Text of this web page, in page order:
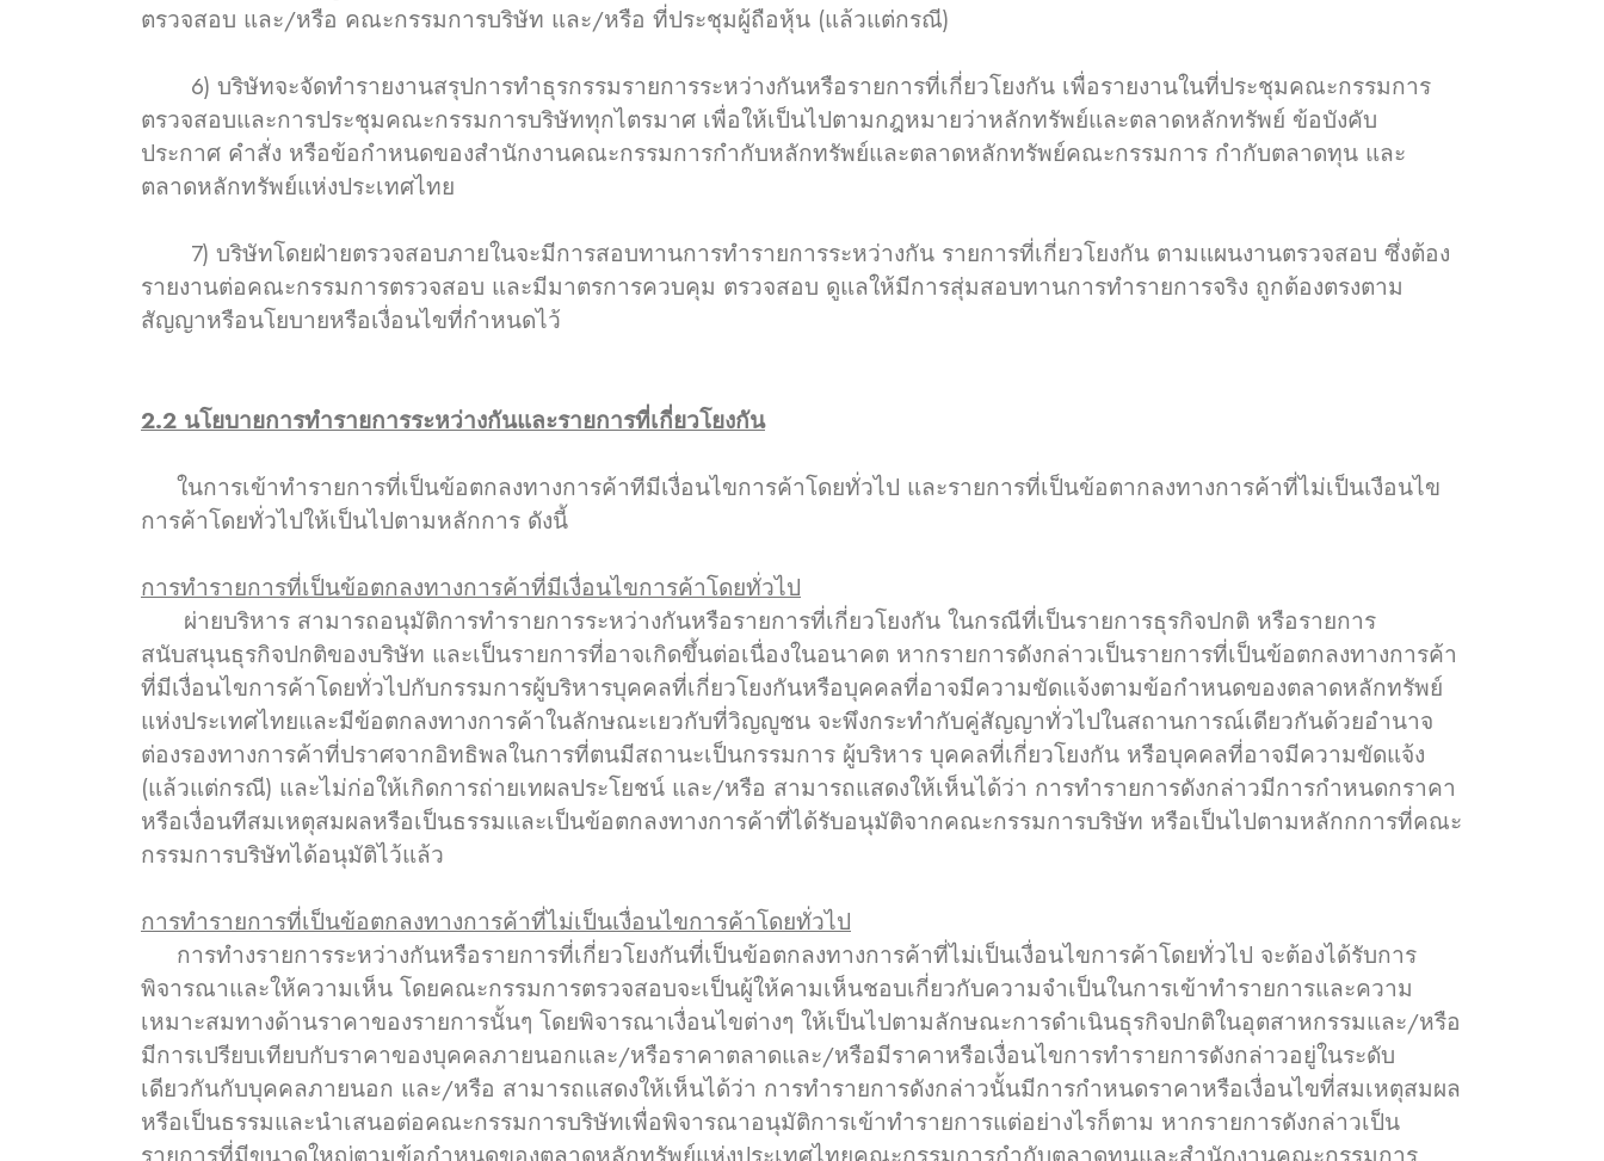
ตรวจสอบ และ/หรือ คณะกรรมการบริษัท และ/หรือ ที่ประชุมผู้ถือหุ้น (แล้วแต่กรณี)
6) บริษัทจะจัดทำรายงานสรุปการทำธุรกรรมรายการระหว่างกันหรือรายการที่เกี่ยวโยงกัน เพื่อรายงานในที่ประชุมคณะกรรมการ
ตรวจสอบและการประชุมคณะกรรมการบริษัททุกไตรมาศ เพื่อให้เป็นไปตามกฎหมายว่าหลักทรัพย์และตลาดหลักทรัพย์ ข้อบังคับ
ประกาศ คำสั่ง หรือข้อกำหนดของสำนักงานคณะกรรมการกำกับหลักทรัพย์และตลาดหลักทรัพย์คณะกรรมการ กำกับตลาดทุน และ
ตลาดหลักทรัพย์แห่งประเทศไทย
7) บริษัทโดยฝ่ายตรวจสอบภายในจะมีการสอบทานการทำรายการระหว่างกัน รายการที่เกี่ยวโยงกัน ตามแผนงานตรวจสอบ ซึ่งต้อง
รายงานต่อคณะกรรมการตรวจสอบ และมีมาตรการควบคุม ตรวจสอบ ดูแลให้มีการสุ่มสอบทานการทำรายการจริง ถูกต้องตรงตาม
สัญญาหรือนโยบายหรือเงื่อนไขที่กำหนดไว้
2.2 นโยบายการทำรายการระหว่างกันและรายการที่เกี่ยวโยงกัน
ในการเข้าทำรายการที่เป็นข้อตกลงทางการค้าทีมีเงื่อนไขการค้าโดยทั่วไป และรายการที่เป็นข้อตากลงทางการค้าที่ไม่เป็นเงือนไข
การค้าโดยทั่วไปให้เป็นไปตามหลักการ ดังนี้
การทำรายการที่เป็นข้อตกลงทางการค้าที่มีเงื่อนไขการค้าโดยทั่วไป
ผ่ายบริหาร สามารถอนุมัติการทำรายการระหว่างกันหรือรายการที่เกี่ยวโยงกัน ในกรณีที่เป็นรายการธุรกิจปกติ หรือรายการ
สนับสนุนธุรกิจปกติของบริษัท และเป็นรายการที่อาจเกิดขึ้นต่อเนื่องในอนาคต หากรายการดังกล่าวเป็นรายการที่เป็นข้อตกลงทางการค้า
ที่มีเงื่อนไขการค้าโดยทั่วไปกับกรรมการผู้บริหารบุคคลที่เกี่ยวโยงกันหรือบุคคลที่อาจมีความขัดแจ้งตามข้อกำหนดของตลาดหลักทรัพย์
แห่งประเทศไทยและมีข้อตกลงทางการค้าในลักษณะเยวกับที่วิญญูชน จะพึงกระทำกับคู่สัญญาทั่วไปในสถานการณ์เดียวกันด้วยอำนาจ
ต่องรองทางการค้าที่ปราศจากอิทธิพลในการที่ตนมีสถานะเป็นกรรมการ ผู้บริหาร บุคคลที่เกี่ยวโยงกัน หรือบุคคลที่อาจมีความขัดแจ้ง
(แล้วแต่กรณี) และไม่ก่อให้เกิดการถ่ายเทผลประโยชน์ และ/หรือ สามารถแสดงให้เห็นได้ว่า การทำรายการดังกล่าวมีการกำหนดกราคา
หรือเงื่อนทีสมเหตุสมผลหรือเป็นธรรมและเป็นข้อตกลงทางการค้าที่ได้รับอนุมัติจากคณะกรรมการบริษัท หรือเป็นไปตามหลักกการที่คณะ
กรรมการบริษัทได้อนุมัติไว้แล้ว
การทำรายการที่เป็นข้อตกลงทางการค้าที่ไม่เป็นเงื่อนไขการค้าโดยทั่วไป
การทำงรายการระหว่างกันหรือรายการที่เกี่ยวโยงกันที่เป็นข้อตกลงทางการค้าที่ไม่เป็นเงื่อนไขการค้าโดยทั่วไป จะต้องได้รับการ
พิจารณาและให้ความเห็น โดยคณะกรรมการตรวจสอบจะเป็นผู้ให้คามเห็นชอบเกี่ยวกับความจำเป็นในการเข้าทำรายการและความ
เหมาะสมทางด้านราคาของรายการนั้นๆ โดยพิจารณาเงื่อนไขต่างๆ ให้เป็นไปตามลักษณะการดำเนินธุรกิจปกติในอุตสาหกรรมและ/หรือ
มีการเปรียบเทียบกับราคาของบุคคลภายนอกและ/หรือราคาตลาดและ/หรือมีราคาหรือเงื่อนไขการทำรายการดังกล่าวอยู่ในระดับ
เดียวกันกับบุคคลภายนอก และ/หรือ สามารถแสดงให้เห็นได้ว่า การทำรายการดังกล่าวนั้นมีการกำหนดราคาหรือเงื่อนไขที่สมเหตุสมผล
หรือเป็นธรรมและนำเสนอต่อคณะกรรมการบริษัทเพื่อพิจารณาอนุมัติการเข้าทำรายการแต่อย่างไรก็ตาม หากรายการดังกล่าวเป็น